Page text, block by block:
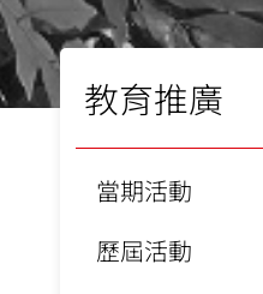
教育推廣
當期活動
歷屆活動